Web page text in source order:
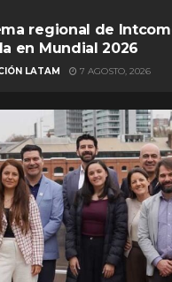
regional de
en Mundial 2026
LATAM 7 AGOSTO, 2026